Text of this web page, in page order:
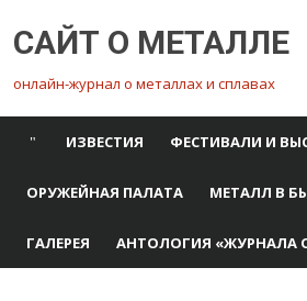
САЙТ О МЕТАЛЛЕ
онлайн-журнал о металлах и сплавах
ИЗВЕСТИЯ ФЕСТИВАЛИ И
ОРУЖЕЙНАЯ ПАЛАТА МЕТАЛЛ В
ГАЛЕРЕЯ АНТОЛОГИЯ «ЖУРНАЛА